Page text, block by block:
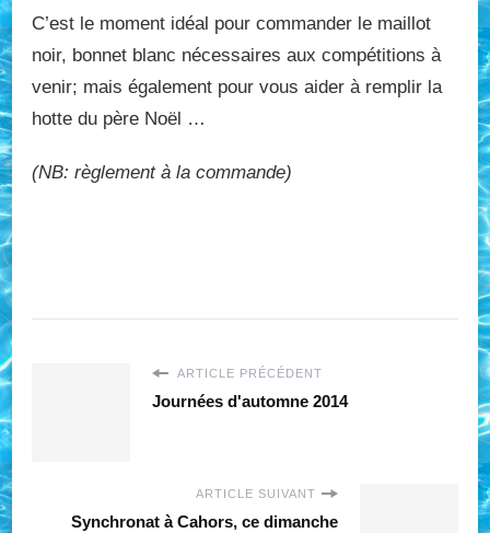
C’est le moment idéal pour commander le maillot
noir, bonnet blanc nécessaires aux compétitions à
venir; mais également pour vous aider à remplir la
hotte du père Noël …
(NB: règlement à la commande)
ARTICLE PRÉCÉDENT
Journées d'automne 2014
ARTICLE SUIVANT
Synchronat à Cahors, ce dimanche